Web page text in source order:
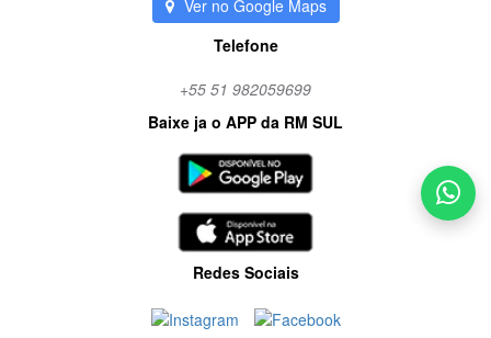
Ver no Google Maps
Telefone
+55 51 982059699
Baixe ja o APP da RM SUL
Redes Sociais